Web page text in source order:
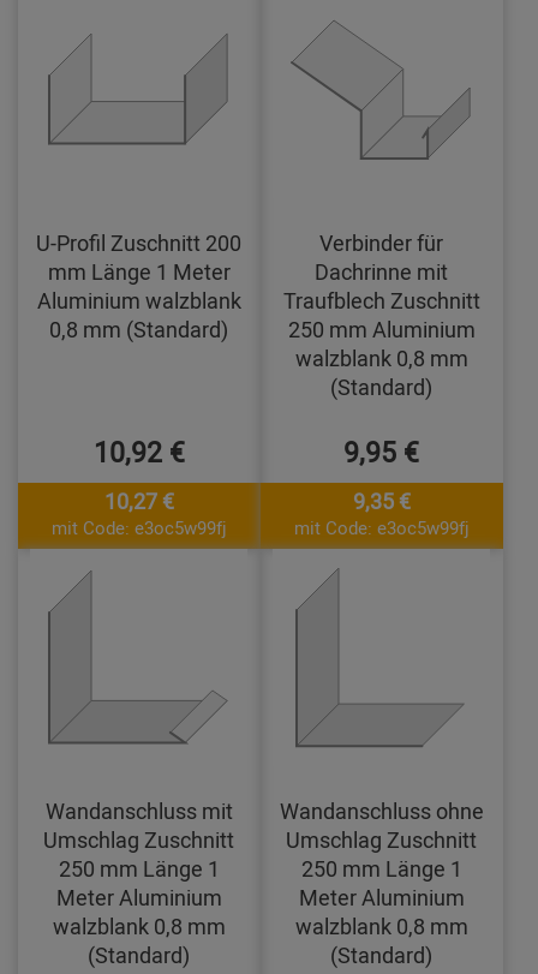
U-Profil Zuschnitt 200
mm Länge 1 Meter
Aluminium walzblank
0,8 mm (Standard)
10,92 €
10,27 €
mit Code: e3oc5w99fj
Verbinder für
Dachrinne mit
Traufblech Zuschnitt
250 mm Aluminium
walzblank 0,8 mm
(Standard)
9,95 €
9,35 €
mit Code: e3oc5w99fj
Wandanschluss mit
Umschlag Zuschnitt
250 mm Länge 1
Meter Aluminium
walzblank 0,8 mm
(Standard)
Wandanschluss ohne
Umschlag Zuschnitt
250 mm Länge 1
Meter Aluminium
walzblank 0,8 mm
(Standard)